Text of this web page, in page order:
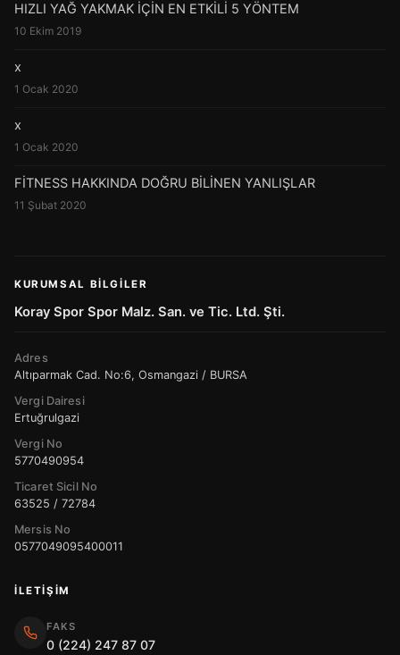
HIZLI YAĞ YAKMAK İÇİN EN ETKİLİ 5 YÖNTEM
10 Ekim 2019
x
1 Ocak 2020
x
1 Ocak 2020
FİTNESS HAKKINDA DOĞRU BİLİNEN YANLIŞLAR
11 Şubat 2020
KURUMSAL BILGILER
Koray Spor Spor Malz. San. ve Tic. Ltd. Şti.
Adres
Altıparmak Cad. No:6, Osmangazi / BURSA
Vergi Dairesi
Ertuğrulgazi
Vergi No
5770490954
Ticaret Sicil No
63525 / 72784
Mersis No
0577049095400011
İLETIŞIM
FAKS
0 (224) 247 87 07